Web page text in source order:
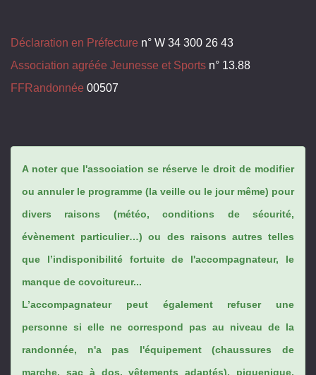
Déclaration en Préfecture n° W 34 300 26 43
Association agréée Jeunesse et Sports n° 13.88
FFRandonnée 00507
A noter que l'association se réserve le droit de modifier
ou annuler le programme (la veille ou le jour même) pour
divers raisons (météo, conditions de sécurité,
évènement particulier…) ou des raisons autres telles
que l’indisponibilité fortuite de l'accompagnateur, le
manque de covoitureur...
L’accompagnateur peut également refuser une
personne si elle ne correspond pas au niveau de la
randonnée, n'a pas l'équipement (chaussures de
marche, sac à dos, vêtements adaptés), piquenique,